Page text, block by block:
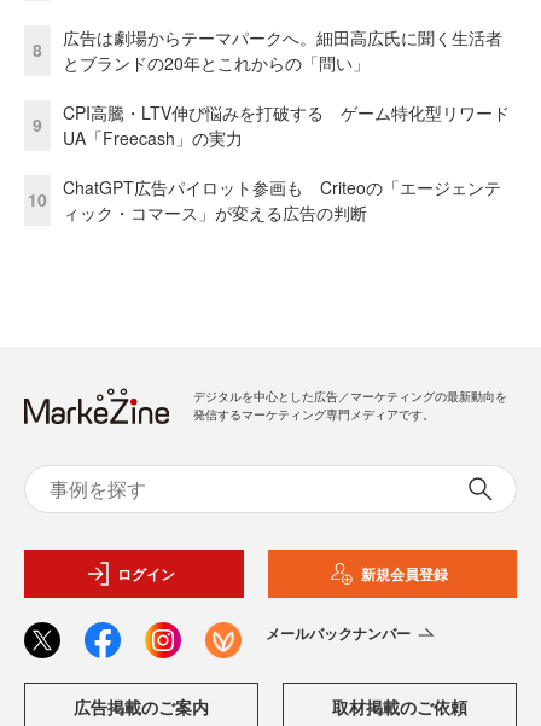
8
広告は劇場からテーマパークへ。細田高広氏に聞く生活者
とブランドの20年とこれからの「問い」
9
CPI高騰・LTV伸び悩みを打破する ゲーム特化型リワード
UA「Freecash」の実力
10
ChatGPT広告パイロット参画も Criteoの「エージェンテ
ィック・コマース」が変える広告の判断
デジタルを中心とした広告／マーケティングの最新動向を
発信するマーケティング専門メディアです。
ログイン 新規会員登録
メールバックナンバー
広告掲載のご案内 取材掲載のご依頼